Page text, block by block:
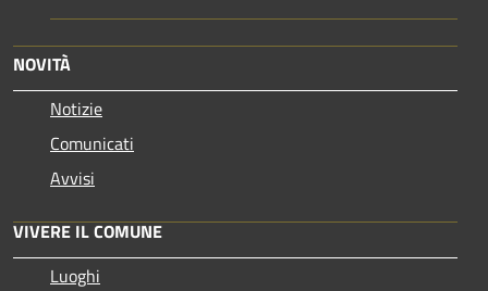
NOVITÀ
Notizie
Comunicati
Avvisi
VIVERE IL COMUNE
Luoghi